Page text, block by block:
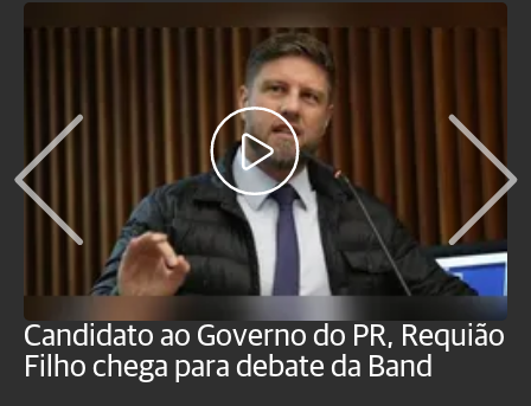
Candidato ao Governo do PR, Requião
Filho chega para debate da Band